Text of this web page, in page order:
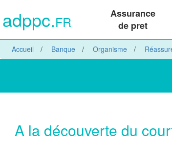
adppc.FR
Assurance
de pret
Accueil Banque Organisme
A la découverte du